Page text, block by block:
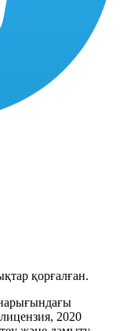
қорғалған.
2020